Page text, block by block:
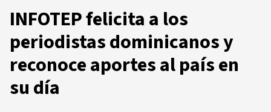
INFOTEP felicita a los
periodistas dominicanos y
reconoce aportes al país en
su día